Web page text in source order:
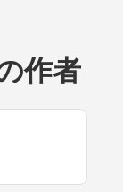
作者